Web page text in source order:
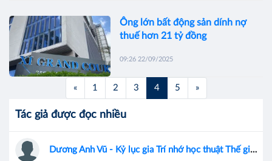
Ông lớn bất động sản dính nợ
thuế hơn 21 tỷ đồng
09:26 22/09/2025
« 1 2 3 4 5 »
Tác giả được đọc nhiều
Dương Anh Vũ - Kỷ lục gia Trí nhớ học thuật Thế giới